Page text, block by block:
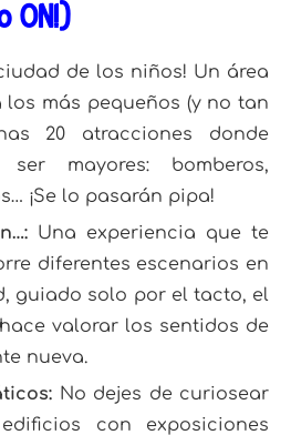
ON!)
de los niños! Un área
más pequeños (y no tan
20 atracciones donde
mayores: bomberos,
¡Se lo pasarán pipa!
Una experiencia que te
diferentes escenarios en
guiado solo por el tacto, el
valorar los sentidos de
nueva.
No dejes de curiosear
con exposiciones